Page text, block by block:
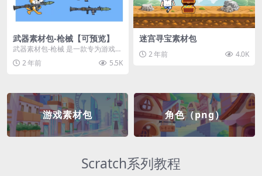
武器素材包-枪械【可预览】
武器素材包-枪械 是一款专为游戏开
发者和创作者设计的素材包，包含
多种高质量的枪械...
2 年前 5.5K
迷宫寻宝素材包
2 年前 4.0K
游戏素材包 角色（png）
Scratch系列教程